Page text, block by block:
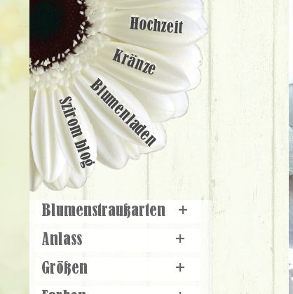
Hochzeit
Kränze
Blumenladen
Szirom blog
Blumenstraußarten
+
Anlass
+
Größen
+